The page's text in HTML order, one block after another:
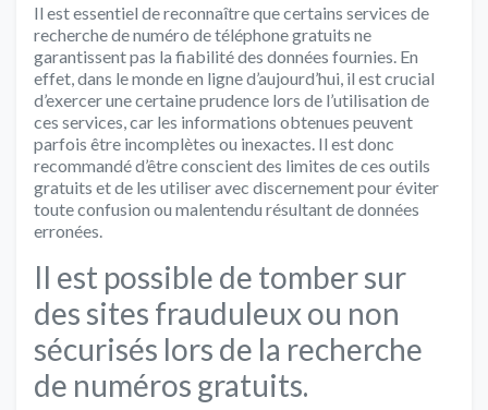
Il est essentiel de reconnaître que certains services de
recherche de numéro de téléphone gratuits ne
garantissent pas la fiabilité des données fournies. En
effet, dans le monde en ligne d’aujourd’hui, il est crucial
d’exercer une certaine prudence lors de l’utilisation de
ces services, car les informations obtenues peuvent
parfois être incomplètes ou inexactes. Il est donc
recommandé d’être conscient des limites de ces outils
gratuits et de les utiliser avec discernement pour éviter
toute confusion ou malentendu résultant de données
erronées.
Il est possible de tomber sur
des sites frauduleux ou non
sécurisés lors de la recherche
de numéros gratuits.